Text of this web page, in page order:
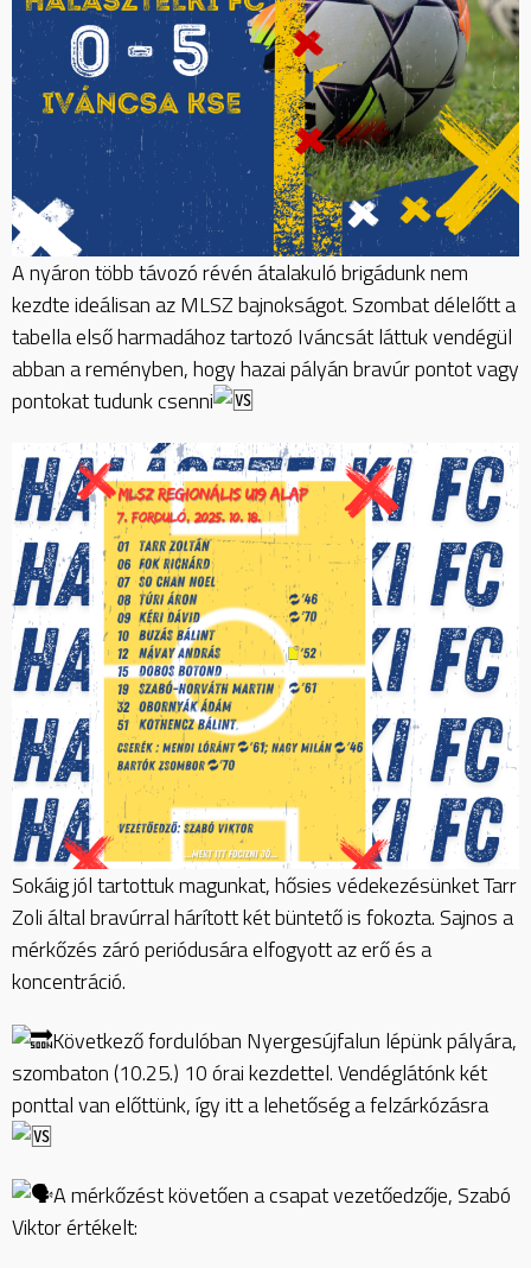
Anyáron több távozó révén átalakuló brigádunk nem
kezdte ideálisan az MLSZ bajnokságot. Szombat délelőtt a
tabella első harmadához tartozó Iváncsát láttuk vendégül
abban a reményben, hogy hazai pályán bravúr pontot vagy
pontokat tudunk csenni
Sokáig jól tartottuk magunkat, hősies védekezésünket Tarr
Zoli által bravúrral hárított két büntető is fokozta. Sajnos a
mérkőzés záró periódusára elfogyott az erő és a
koncentráció.
Következő fordulóban Nyergesújfalun lépünk pályára,
szombaton (10.25.) 10 órai kezdettel. Vendéglátónk két
ponttal van előttünk, így itt a lehetőség a felzárkózásra
A mérkőzést követően a csapat vezetőedzője, Szabó
Viktor értékelt: